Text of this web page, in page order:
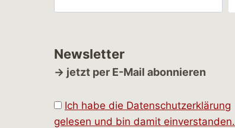
Newsletter
→ jetzt per E-Mail abonnieren
Ich habe die Datenschutzerklärung
gelesen und bin damit einverstanden.